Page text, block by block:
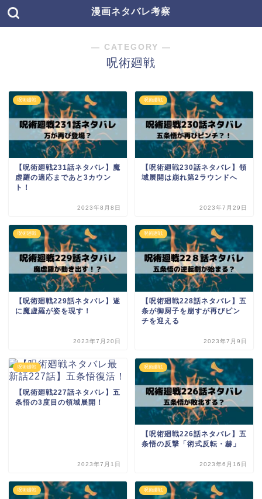
漫画ネタバレ考察
― CATEGORY ―
呪術廻戦
呪術廻戦
【呪術廻戦231話ネタバレ】魔
虚羅の適応まであと3カウン
ト！
2023年8月8日
呪術廻戦
【呪術廻戦230話ネタバレ】領
域展開は崩れ第2ラウンドへ
2023年7月29日
呪術廻戦
【呪術廻戦229話ネタバレ】遂
に魔虚羅が姿を現す！
2023年7月20日
呪術廻戦
【呪術廻戦228話ネタバレ】五
条が御厨子を崩すが再びピン
チを迎える
2023年7月9日
呪術廻戦
【呪術廻戦227話ネタバレ】五
条悟の3度目の領域展開！
2023年7月1日
呪術廻戦
【呪術廻戦226話ネタバレ】五
条悟の反撃「術式反転・赫」
2023年6月16日
呪術廻戦 呪術廻戦